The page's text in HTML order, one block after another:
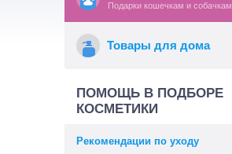
Подарки кошечкам и собачкам
Товары для дома
ПОМОЩЬ В ПОДБОРЕ
КОСМЕТИКИ
Рекомендации по уходу